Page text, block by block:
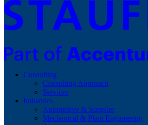
Consulting
Consulting Approach
Services
Industries
Automotive & Supplier
Mechanical & Plant Engineering